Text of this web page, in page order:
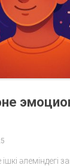
әлеміндегі